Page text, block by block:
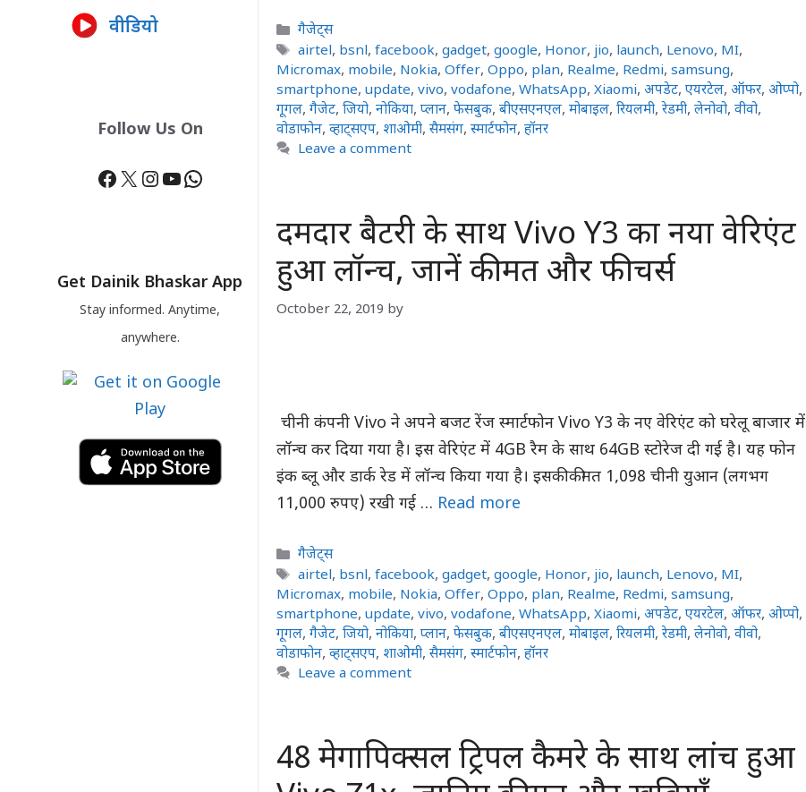
Categories
गैजेट्स
Tags
airtel, bsnl,facebook,gadget,google, Honor, jio, launch, Lenovo, MI,
Micromax, mobile, Nokia, Offer, Oppo, plan, Realme, Redmi, samsung,
smartphone, update, vivo, vodafone, WhatsApp, Xiaomi, अपडेट, एयरटेल, ऑफर, ओप्पो,
गूगल, गैजेट, जियो, नोकिया, प्लान, फेसबुक, बीएसएनएल, मोबाइल, रियलमी, रेडमी, लेनोवो, वीवो,
वोडाफोन, व्हाट्सएप, शाओमी, सैमसंग, स्मार्टफोन, हॉनर
Leave a comment
दमदार बैटरी के साथ Vivo Y3 का नया वेरिएंट
हुआ लॉन्च, जानें कीमत और फीचर्स
October 22, 2019 by
चीनी कंपनी Vivo ने अपने बजट रेंज स्मार्टफोन Vivo Y3 के नए वेरिएंट को घरेलू बाजार में
लॉन्च कर दिया गया है। इस वेरिएंट में 4GB रैम के साथ 64GB स्टोरेज दी गई है। यह फोन
इंक ब्लू और डार्क रेड में लॉन्च किया गया है। इसकी कीमत 1,098 चीनी युआन (लगभग
11,000 रुपए) रखी गई … Read more
Categories
गैजेट्स
Tags
airtel, bsnl,facebook,gadget,google, Honor, jio, launch, Lenovo, MI,
Micromax, mobile, Nokia, Offer, Oppo, plan, Realme, Redmi, samsung,
smartphone, update, vivo, vodafone, WhatsApp, Xiaomi, अपडेट, एयरटेल, ऑफर, ओप्पो,
गूगल, गैजेट, जियो, नोकिया, प्लान, फेसबुक, बीएसएनएल, मोबाइल, रियलमी, रेडमी, लेनोवो, वीवो,
वोडाफोन, व्हाट्सएप, शाओमी, सैमसंग, स्मार्टफोन, हॉनर
Leave a comment
48 मेगापिक्सल ट्रिपल कैमरे के साथ लांच हुआ
वीडियो
Follow Us On
Facebook
X Instagram
YouTube
WhatsApp
Get Dainik Bhaskar App
Stay informed. Anytime,
anywhere.